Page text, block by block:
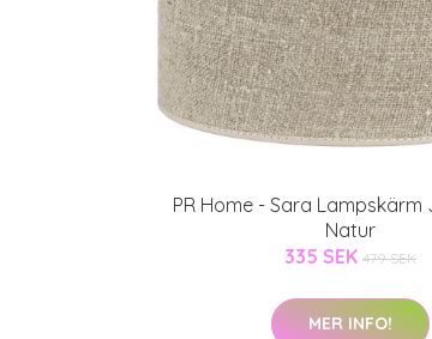
PR Home - Sara Lampskärm
Natur
335 SEK 479 SEK
MER INFO!